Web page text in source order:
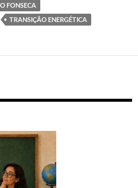
FONSECA
TRANSIÇÃO ENERGÉTICA